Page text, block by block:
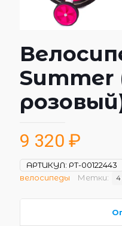
Summer
9 320 ₽
АРТИКУЛ: РТ-00122443
велосипеды
Метки: 4